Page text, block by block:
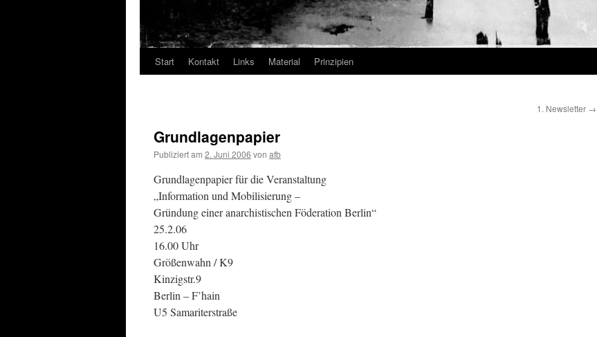
ZumStart Kontakt Links Material Prinzipien
1. Newsletter →
Grundlagenpapier
Publiziert am 2. Juni 2006 von afb
Grundlagenpapier für die Veranstaltung
„Information und Mobilisierung –
Gründung einer anarchistischen Föderation Berlin“
25.2.06
16.00 Uhr
Größenwahn / K9
Kinzigstr.9
Berlin – F’hain
U5 Samariterstraße